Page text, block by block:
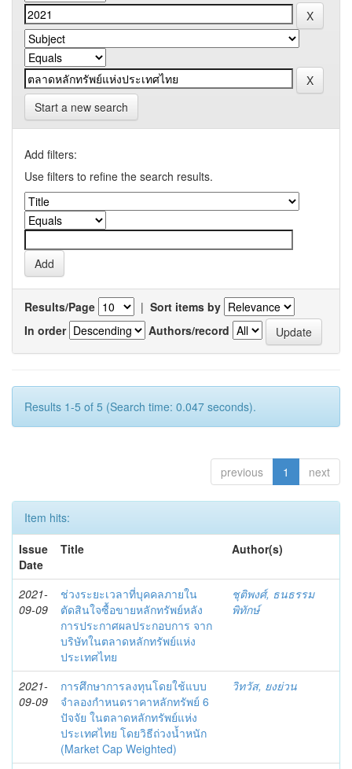
Start a new search
Add filters:
Use filters to refine the search results.
Results/Page | Sort items by
In order
Authors/record
Results 1-5 of 5 (Search time: 0.047 seconds).
previous 1 next
Item hits:
Issue
Date
Title Author(s)
2021-
09-09
ช่วงระยะเวลาที่บุคคลภายใน
ตัดสินใจซื้อขายหลักทรัพย์หลัง
การประกาศผลประกอบการ จาก
บริษัทในตลาดหลักทรัพย์แห่ง
ประเทศไทย
ชุติพงศ์, ธนธรรม
พิทักษ์
2021-
09-09
การศึกษาการลงทุนโดยใช้แบบ
จำลองกำหนดราคาหลักทรัพย์ 6
ปัจจัย ในตลาดหลักทรัพย์แห่ง
ประเทศไทย โดยวิธีถ่วงน้ำหนัก
(Market Cap Weighted)
วิทวัส, ยงย่วน